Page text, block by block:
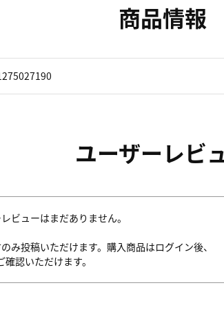
商品情報
ユーザーレビ
ビューはまだありません。
み投稿いただけます。購入商品はログイン後、
確認いただけます。